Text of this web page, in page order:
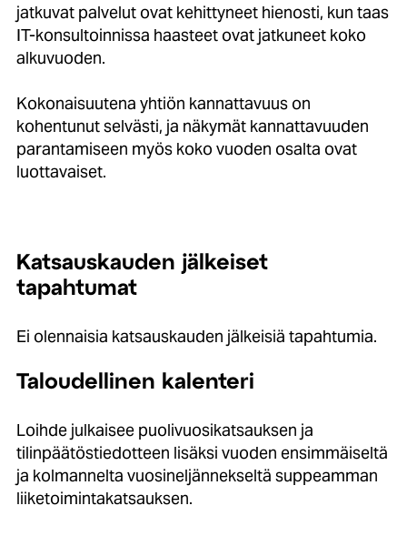
jatkuvat palvelut ovat kehittyneet hienosti, kun taas
IT-konsultoinnissa haasteet ovat jatkuneet koko
alkuvuoden.
Kokonaisuutena yhtiön kannattavuus on
kohentunut selvästi, ja näkymät kannattavuuden
parantamiseen myös koko vuoden osalta ovat
luottavaiset.
Katsauskauden jälkeiset
tapahtumat
Ei olennaisia katsauskauden jälkeisiä tapahtumia.
Taloudellinen kalenteri
Loihde julkaisee puolivuosikatsauksen ja
tilinpäätöstiedotteen lisäksi vuoden ensimmäiseltä
ja kolmannelta vuosineljännekseltä suppeamman
liiketoimintakatsauksen.